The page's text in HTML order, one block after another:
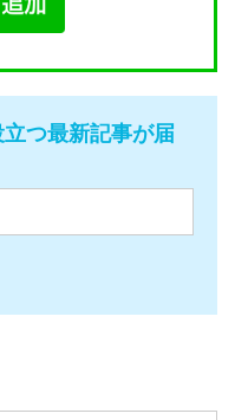
つ最新記事が届